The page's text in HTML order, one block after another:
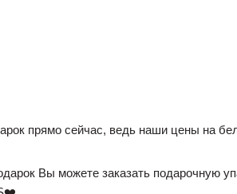
прямо сейчас, ведь наши цены на
Вы можете заказать подарочную